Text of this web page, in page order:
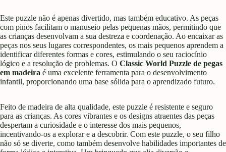
Este puzzle não é apenas divertido, mas também educativo. As peças
com pinos facilitam o manuseio pelas pequenas mãos, permitindo que
as crianças desenvolvam a sua destreza e coordenação. Ao encaixar as
peças nos seus lugares correspondentes, os mais pequenos aprendem a
identificar diferentes formas e cores, estimulando o seu raciocínio
lógico e a resolução de problemas. O Classic World Puzzle de pegas
em madeira é uma excelente ferramenta para o desenvolvimento
infantil, proporcionando uma base sólida para o aprendizado futuro.
Feito de madeira de alta qualidade, este puzzle é resistente e seguro
para as crianças. As cores vibrantes e os designs atraentes das peças
despertam a curiosidade e o interesse dos mais pequenos,
incentivando-os a explorar e a descobrir. Com este puzzle, o seu filho
não só se diverte, como também desenvolve habilidades importantes de